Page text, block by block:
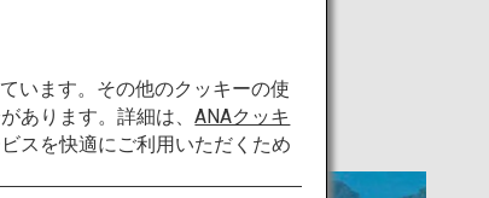
います。その他のクッキーの使
あります。詳細は、ANAクッキ
スを快適にご利用いただくため